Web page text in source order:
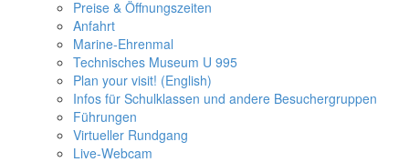
Preise & Öffnungszeiten
Anfahrt
Marine-Ehrenmal
Technisches Museum U 995
Plan your visit! (English)
Infos für Schulklassen und andere Besuchergruppen
Führungen
Virtueller Rundgang
Live-Webcam